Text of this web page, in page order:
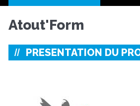
Atout'Form
PRESENTATION DU